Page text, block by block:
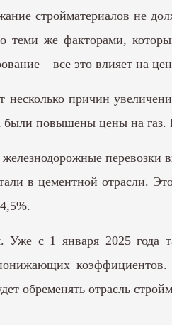
стройматериалов не
теми же факторами,
– все это влияет на
несколько причин
повышены цены на газ.
перевозки
в цементной отрасли.
Уже с 1 января 2025 года
обременять отрасль